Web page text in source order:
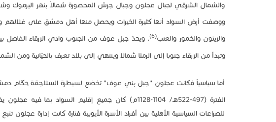
والشمال الشرقي لجبال عجلون وجبال جرش المحصورة شمالاً بنهر اليرموك
ووصفت أرض السواد أنها كثيرة الخيرات ويحصل منها أهل دمشق على غلالهم
والزيتون والخمور والعنب(6) . ويحدّ جبل عوف من الجنوب وادي الزرقاء الفاصل
وتبدأ من الزرقاء جنوبا إلى الرمثا شمالا وينتهي إلى بلاد تعرف بالحيّانية ومن
أما سياسياً فكانت عجلون "جبل بني عوف" تخضع لسيطرة السلاجقة حكّام
الفترة (497-522هـ/ 1104-1128م) كان جميع إقليم السواد بما فيه عجلون يخضع لإدارته المباشرة
للصراعات السياسية الأهلية بين أفراد الأسرة الأيوبية فتارة كانت إدارة